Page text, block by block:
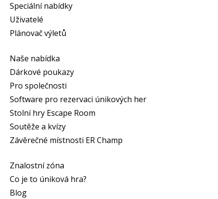
Speciální nabídky
Uživatelé
Plánovač výletů
Naše nabídka
Dárkové poukazy
Pro společnosti
Software pro rezervaci únikových her
Stolní hry Escape Room
Soutěže a kvízy
Závěrečné místnosti ER Champ
Znalostní zóna
Co je to úniková hra?
Blog